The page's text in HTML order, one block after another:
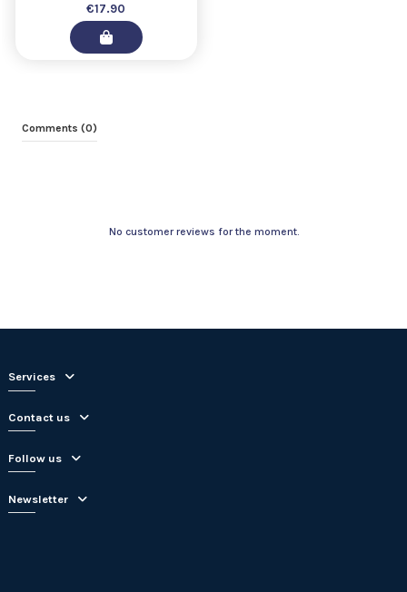
€17.90
Comments (0)
No customer reviews for the moment.
Services
Contact us
Follow us
Newsletter